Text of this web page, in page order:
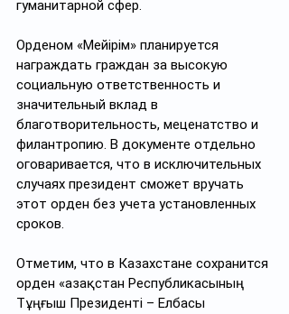
гуманитарной сфер.
Орденом «Мейірім» планируется
награждать граждан за высокую
социальную ответственность и
значительный вклад в
благотворительность, меценатство и
филантропию. В документе отдельно
оговаривается, что в исключительных
случаях президент сможет вручать
этот орден без учета установленных
сроков.
Отметим, что в Казахстане сохранится
орден «Қазақстан Республикасының
Тұңғыш Президенті – Елбасы